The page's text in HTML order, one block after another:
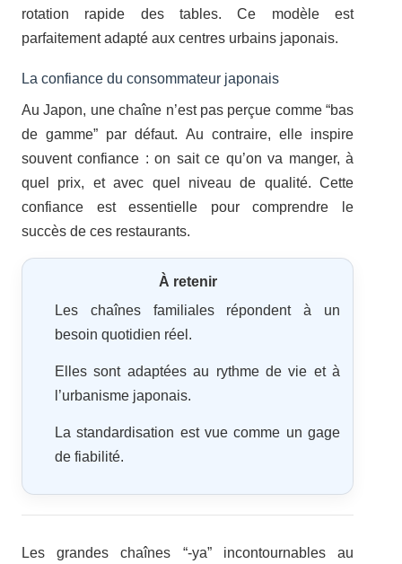
rotation rapide des tables. Ce modèle est
parfaitement adapté aux centres urbains japonais.
La confiance du consommateur japonais
Au Japon, une chaîne n’est pas perçue comme “bas
de gamme” par défaut. Au contraire, elle inspire
souvent confiance : on sait ce qu’on va manger, à
quel prix, et avec quel niveau de qualité. Cette
confiance est essentielle pour comprendre le
succès de ces restaurants.
À retenir
Les chaînes familiales répondent à un
besoin quotidien réel.
Elles sont adaptées au rythme de vie et à
l’urbanisme japonais.
La standardisation est vue comme un gage
de fiabilité.
Les grandes chaînes “-ya” incontournables au